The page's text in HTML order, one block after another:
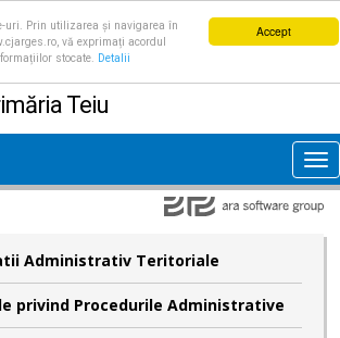
Accept
uri. Prin utilizarea și navigarea în
vă exprimați acordul
stocate.
Detalii
Teiu
Administrativ Teritoriale
privind Procedurile Administrative